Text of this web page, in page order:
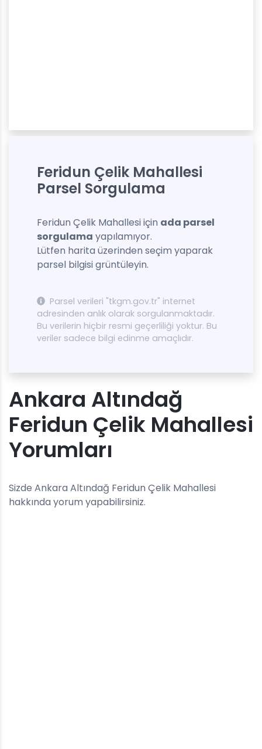
Feridun Çelik Mahallesi
Parsel Sorgulama
Feridun Çelik Mahallesi için ada parsel
sorgulama yapılamıyor.
Lütfen harita üzerinden seçim yaparak
parsel bilgisi grüntüleyin.
Parsel verileri "tkgm.gov.tr" internet
adresinden anlık olarak sorgulanmaktadır.
Bu verilerin hiçbir resmi geçerliliği yoktur. Bu
veriler sadece bilgi edinme amaçlıdır.
Ankara Altındağ
Feridun Çelik Mahallesi
Yorumları
Sizde Ankara Altındağ Feridun Çelik Mahallesi
hakkında yorum yapabilirsiniz.